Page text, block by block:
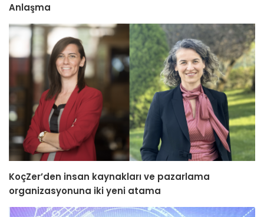
Anlaşma
KoçZer’den insan kaynakları ve pazarlama
organizasyonuna iki yeni atama